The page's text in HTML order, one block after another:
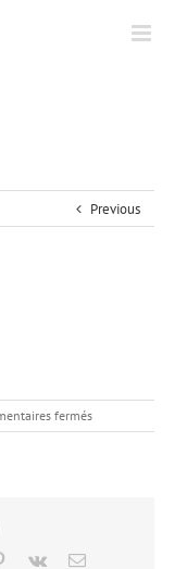
Previous
ferméssur
Résultats
Pinterest
Vk Email